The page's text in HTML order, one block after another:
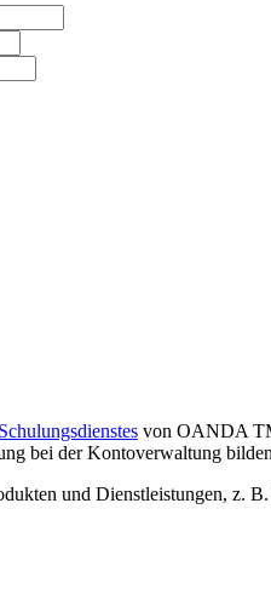
von OANDA
bei der Kontoverwaltung
und Dienstleistungen, z.